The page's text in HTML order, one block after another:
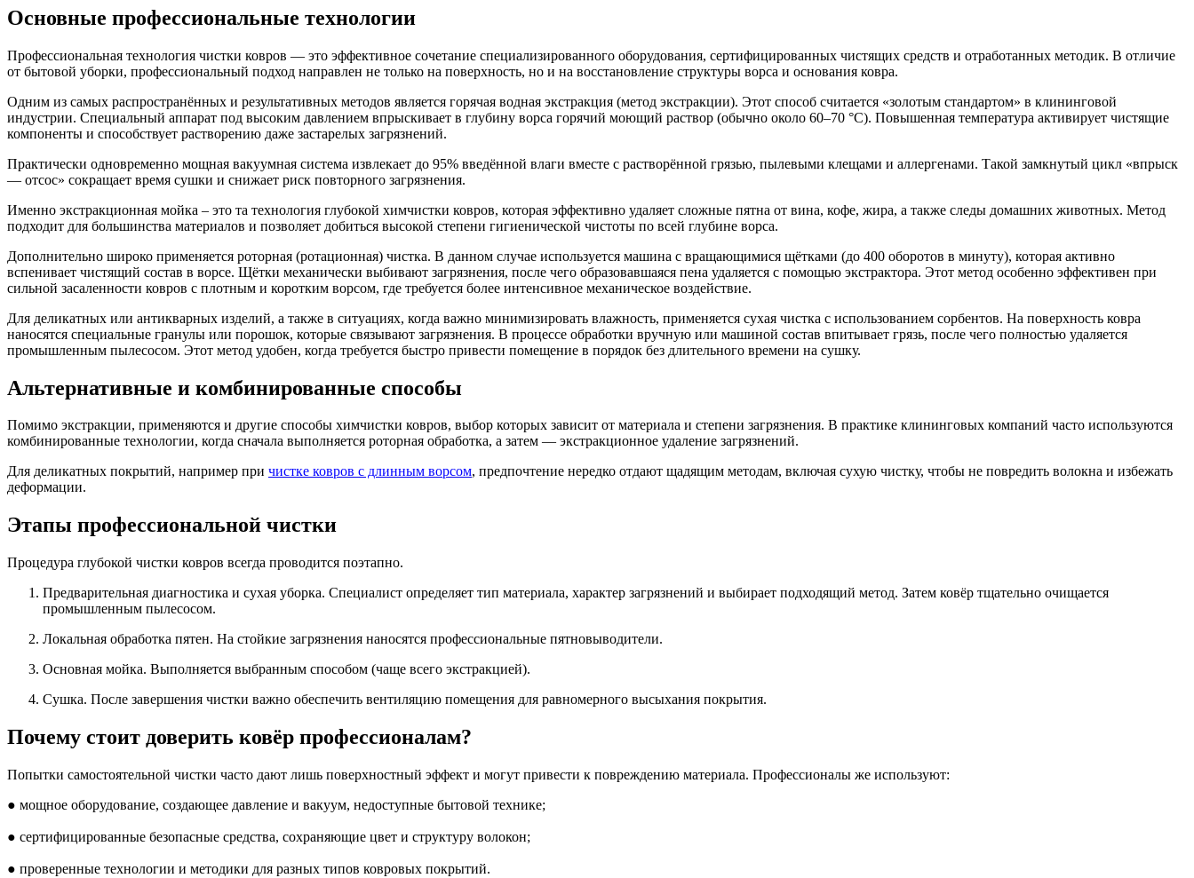
Основные профессиональные технологии
Профессиональная технология чистки ковров — это эффективное сочетание специализированного оборудования, сертифицированных чистящих средств и отработанных методик. В отличие
от бытовой уборки, профессиональный подход направлен не только на поверхность, но и на восстановление структуры ворса и основания ковра.
Одним из самых распространённых и результативных методов является горячая водная экстракция (метод экстракции). Этот способ считается «золотым стандартом» в клининговой
индустрии. Специальный аппарат под высоким давлением впрыскивает в глубину ворса горячий моющий раствор (обычно около 60–70 °C). Повышенная температура активирует чистящие
компоненты и способствует растворению даже застарелых загрязнений.
Практически одновременно мощная вакуумная система извлекает до 95% введённой влаги вместе с растворённой грязью, пылевыми клещами и аллергенами. Такой замкнутый цикл «впрыск
— отсос» сокращает время сушки и снижает риск повторного загрязнения.
Именно экстракционная мойка – это та технология глубокой химчистки ковров, которая эффективно удаляет сложные пятна от вина, кофе, жира, а также следы домашних животных. Метод
подходит для большинства материалов и позволяет добиться высокой степени гигиенической чистоты по всей глубине ворса.
Дополнительно широко применяется роторная (ротационная) чистка. В данном случае используется машина с вращающимися щётками (до 400 оборотов в минуту), которая активно
вспенивает чистящий состав в ворсе. Щётки механически выбивают загрязнения, после чего образовавшаяся пена удаляется с помощью экстрактора. Этот метод особенно эффективен при
сильной засаленности ковров с плотным и коротким ворсом, где требуется более интенсивное механическое воздействие.
Для деликатных или антикварных изделий, а также в ситуациях, когда важно минимизировать влажность, применяется сухая чистка с использованием сорбентов. На поверхность ковра
наносятся специальные гранулы или порошок, которые связывают загрязнения. В процессе обработки вручную или машиной состав впитывает грязь, после чего полностью удаляется
промышленным пылесосом. Этот метод удобен, когда требуется быстро привести помещение в порядок без длительного времени на сушку.
Альтернативные и комбинированные способы
Помимо экстракции, применяются и другие способы химчистки ковров, выбор которых зависит от материала и степени загрязнения. В практике клининговых компаний часто используются
комбинированные технологии, когда сначала выполняется роторная обработка, а затем — экстракционное удаление загрязнений.
Для деликатных покрытий, например при чистке ковров с длинным ворсом, предпочтение нередко отдают щадящим методам, включая сухую чистку, чтобы не повредить волокна и избежать
деформации.
Этапы профессиональной чистки
Процедура глубокой чистки ковров всегда проводится поэтапно.
Предварительная диагностика и сухая уборка. Специалист определяет тип материала, характер загрязнений и выбирает подходящий метод. Затем ковёр тщательно очищается
промышленным пылесосом.
Локальная обработка пятен. На стойкие загрязнения наносятся профессиональные пятновыводители.
Основная мойка. Выполняется выбранным способом (чаще всего экстракцией).
Сушка. После завершения чистки важно обеспечить вентиляцию помещения для равномерного высыхания покрытия.
Почему стоит доверить ковёр профессионалам?
Попытки самостоятельной чистки часто дают лишь поверхностный эффект и могут привести к повреждению материала. Профессионалы же используют:
● мощное оборудование, создающее давление и вакуум, недоступные бытовой технике;
● сертифицированные безопасные средства, сохраняющие цвет и структуру волокон;
● проверенные технологии и методики для разных типов ковровых покрытий.